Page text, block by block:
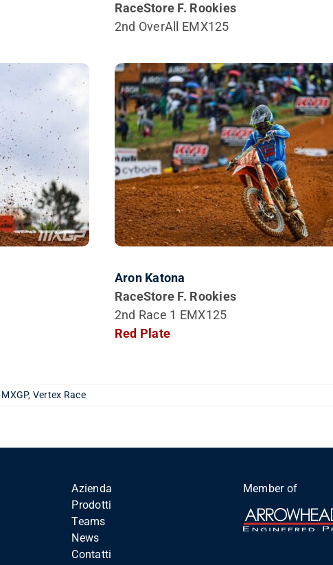
RaceStore F. Rookies
2nd OverAll EMX125
Aron Katona
RaceStore F. Rookies
2nd Race 1 EMX125
Red Plate
MXGP, Vertex Race
Azienda
Prodotti
Teams
News
Contatti
Member of